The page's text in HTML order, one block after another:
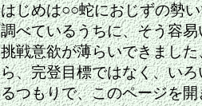
はじめは○○蛇におじずの勢
調べているうちに、そう容
挑戦意欲が薄らいできまし
ら、完登目標ではなく、い
るつもりで、このページを